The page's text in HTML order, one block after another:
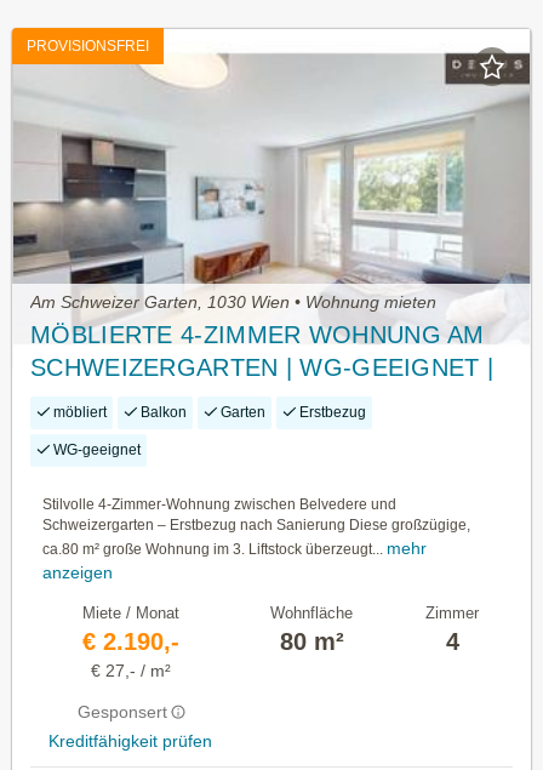
PROVISIONSFREI
Am Schweizer Garten, 1030 Wien • Wohnung mieten
MÖBLIERTE 4-ZIMMER WOHNUNG AM
SCHWEIZERGARTEN | WG-GEEIGNET |
AB SOFORT
möbliert Balkon Garten Erstbezug
WG-geeignet
Stilvolle 4-Zimmer-Wohnung zwischen Belvedere und
Schweizergarten – Erstbezug nach Sanierung Diese großzügige,
ca.80 m² große Wohnung im 3. Liftstock überzeugt... mehr
anzeigen
Miete / Monat
€ 2.190,-
€ 27,- / m²
Gesponsert
Kreditfähigkeit prüfen
Wohnfläche
80 m²
Zimmer
4